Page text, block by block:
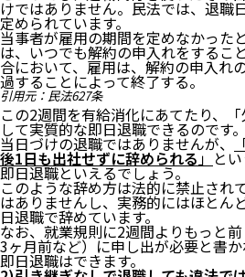
けではありません。民法では、退職
定められています。
当事者が雇用の期間を定めなかった
は、いつでも解約の申入れをするこ
合において、雇用は、解約の申入れ
過することによって終了する。
引用元： 民法627条
この2週間を有給消化にあてたり、
して実質的な即日退職できるのです。
当日づけの退職ではありませんが、
後1日も出社せずに辞められる」 と
即日退職といえるでしょう。
このような辞め方は法的に禁止され
はありませんし、実務的にはほとん
日退職で辞めています。
なお、就業規則に2週間よりもっと
3ヶ月前など）に申し出が必要と書か
即日退職はできます。